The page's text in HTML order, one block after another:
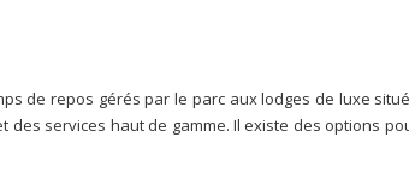
de repos gérés par le parc aux lodges de luxe
services haut de gamme. Il existe des options